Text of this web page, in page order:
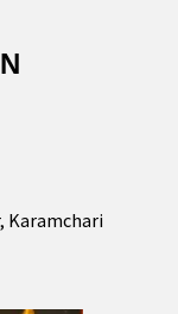
Karamchari